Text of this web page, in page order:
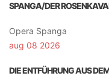
SPANGA/DER
Opera Spanga
aug 08 2026
DIE ENTFÜHRUNG AUS